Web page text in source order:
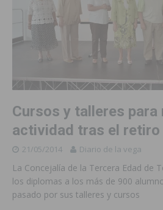
Cursos y talleres para
actividad tras el retiro
21/05/2014 Diario de la vega
La Concejalía de la Tercera Edad de
los diplomas a los más de 900
pasado por sus talleres y cursos